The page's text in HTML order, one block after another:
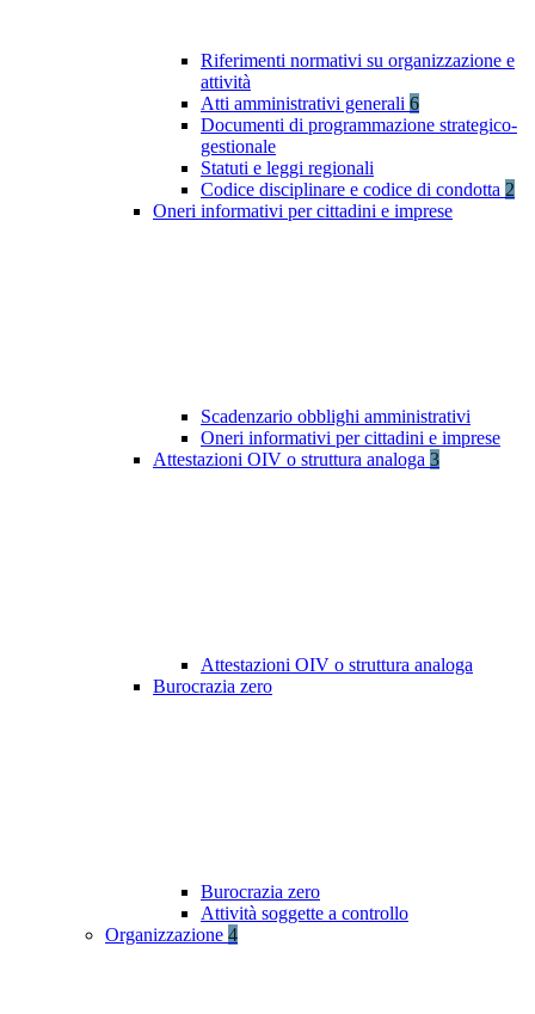
Riferimenti normativi su organizzazione e
attività
Atti amministrativi generali 6
Documenti di programmazione strategico-
gestionale
Statuti e leggi regionali
Codice disciplinare e codice di condotta 2
Oneri informativi per cittadini e imprese
Scadenzario obblighi amministrativi
Oneri informativi per cittadini e imprese
Attestazioni OIV o struttura analoga 3
Attestazioni OIV o struttura analoga
Burocrazia zero
Burocrazia zero
Attività soggette a controllo
Organizzazione 4